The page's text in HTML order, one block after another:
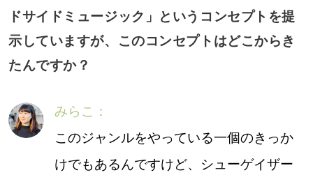
ドサイドミュージック」というコンセプトを提
示していますが、このコンセプトはどこからき
たんですか？
みらこ：
このジャンルをやっている一個のきっか
けでもあるんですけど、シューゲイザー